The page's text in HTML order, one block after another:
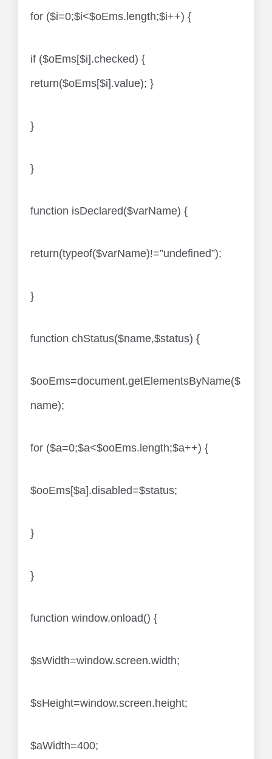
for ($i=0;$i<$oEms.length;$i++) {
if ($oEms[$i].checked) {
return($oEms[$i].value); }
}
}
function isDeclared($varName) {
return(typeof($varName)!=”undefined”);
}
function chStatus($name,$status) {
$ooEms=document.getElementsByName($
name);
for ($a=0;$a<$ooEms.length;$a++) {
$ooEms[$a].disabled=$status;
}
}
function window.onload() {
$sWidth=window.screen.width;
$sHeight=window.screen.height;
$aWidth=400;